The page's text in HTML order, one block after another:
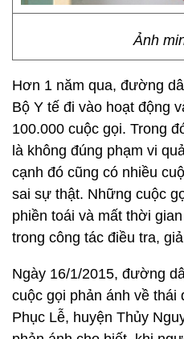
Ảnh
Hơn 1 năm qua, đường
Bộ Y tế đi vào hoạt động
100.000 cuộc gọi. Trong
là không đúng phạm vi
cạnh đó cũng có nhiều
sai sự thật. Những cuộc
phiền toái và mất thời
trong công tác điều tra,
Ngày 16/1/2015, đường
cuộc gọi phản ánh về thái
Phục Lễ, huyện Thủy